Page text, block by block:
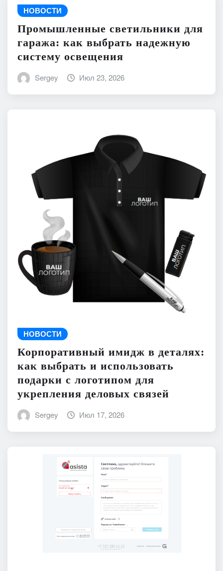
НОВОСТИ
Промышленные светильники для
гаража: как выбрать надежную
систему освещения
Sergey Июл 23, 2026
НОВОСТИ
Корпоративный имидж в деталях:
как выбрать и использовать
подарки с логотипом для
укрепления деловых связей
Sergey Июл 17, 2026